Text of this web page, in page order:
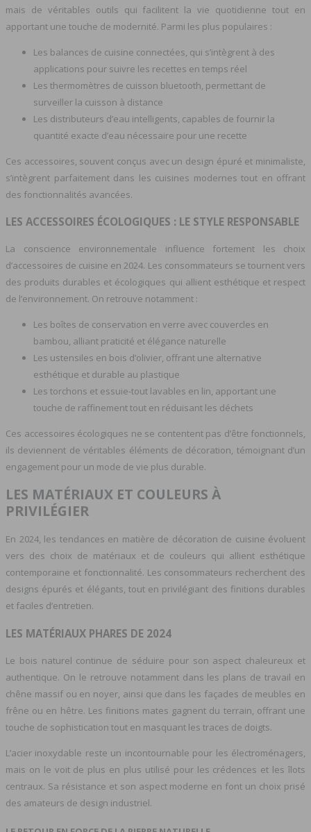
mais de véritables outils qui facilitent la vie quotidienne tout en
apportant une touche de modernité. Parmi les plus populaires :
Les balances de cuisine connectées, qui s’intègrent à des
applications pour suivre les recettes en temps réel
Les thermomètres de cuisson bluetooth, permettant de
surveiller la cuisson à distance
Les distributeurs d’eau intelligents, capables de fournir la
quantité exacte d’eau nécessaire pour une recette
Ces accessoires, souvent conçus avec un design épuré et minimaliste,
s’intègrent parfaitement dans les cuisines modernes tout en offrant
des fonctionnalités avancées.
LES ACCESSOIRES ÉCOLOGIQUES : LE STYLE RESPONSABLE
La conscience environnementale influence fortement les choix
d’accessoires de cuisine en 2024. Les consommateurs se tournent vers
des produits durables et écologiques qui allient esthétique et respect
de l’environnement. On retrouve notamment :
Les boîtes de conservation en verre avec couvercles en
bambou, alliant praticité et élégance naturelle
Les ustensiles en bois d’olivier, offrant une alternative
esthétique et durable au plastique
Les torchons et essuie-tout lavables en lin, apportant une
touche de raffinement tout en réduisant les déchets
Ces accessoires écologiques ne se contentent pas d’être fonctionnels,
ils deviennent de véritables éléments de décoration, témoignant d’un
engagement pour un mode de vie plus durable.
LES MATÉRIAUX ET COULEURS À
PRIVILÉGIER
En 2024, les tendances en matière de décoration de cuisine évoluent
vers des choix de matériaux et de couleurs qui allient esthétique
contemporaine et fonctionnalité. Les consommateurs recherchent des
designs épurés et élégants, tout en privilégiant des finitions durables
et faciles d’entretien.
LES MATÉRIAUX PHARES DE 2024
Le bois naturel continue de séduire pour son aspect chaleureux et
authentique. On le retrouve notamment dans les plans de travail en
chêne massif ou en noyer, ainsi que dans les façades de meubles en
frêne ou en hêtre. Les finitions mates gagnent du terrain, offrant une
touche de sophistication tout en masquant les traces de doigts.
L’acier inoxydable reste un incontournable pour les électroménagers,
mais on le voit de plus en plus utilisé pour les crédences et les îlots
centraux. Sa résistance et son aspect moderne en font un choix prisé
des amateurs de design industriel.